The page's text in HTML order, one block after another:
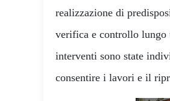
realizzazione di
verifica e controllo lungo
interventi sono state
consentire i lavori e il